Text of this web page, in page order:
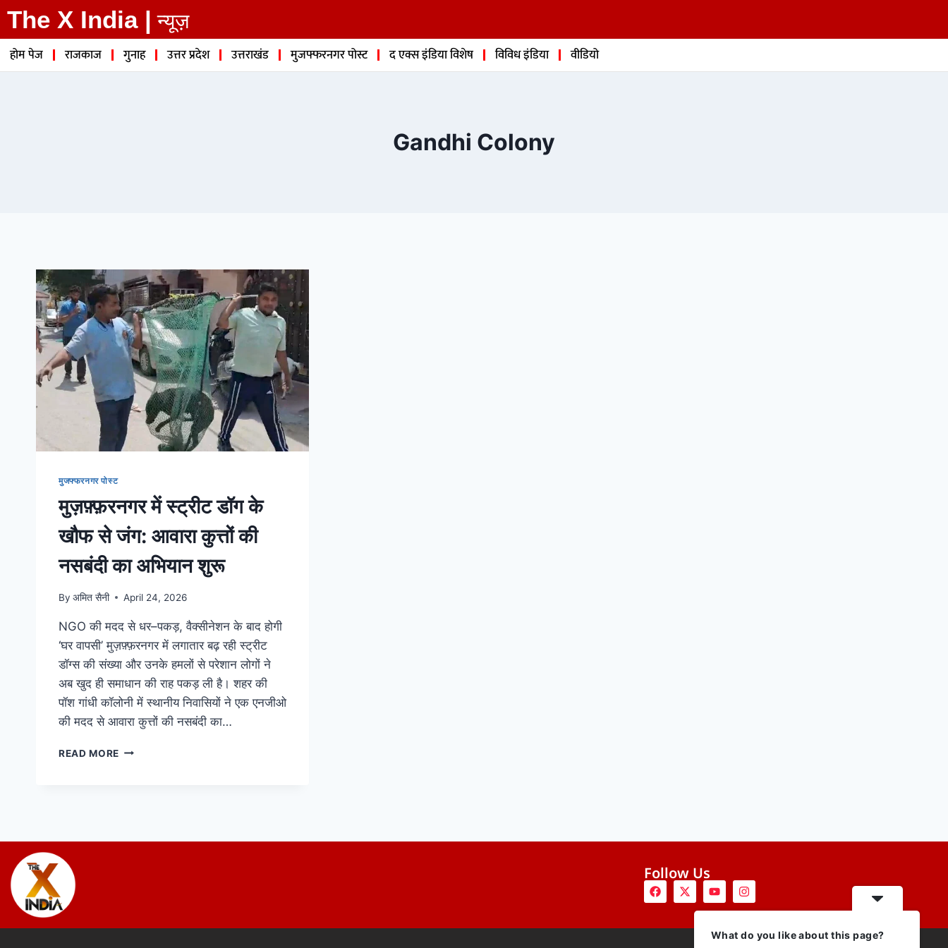
The X India | न्यूज़
होम पेज राजकाज गुनाह उत्तर प्रदेश उत्तराखंड मुजफ्फरनगर पोस्ट द एक्स इंडिया विशेष विविध इंडिया वीडियो
Gandhi Colony
मुजफ्फरनगर पोस्ट
मुज़फ़्फ़रनगर में स्ट्रीट डॉग के
खौफ से जंग: आवारा कुत्तों की
नसबंदी का अभियान शुरू
By अमित सैनी April 24, 2026
NGO की मदद से धर–पकड़, वैक्सीनेशन के बाद होगी
‘घर वापसी’ मुज़फ़्फ़रनगर में लगातार बढ़ रही स्ट्रीट
डॉग्स की संख्या और उनके हमलों से परेशान लोगों ने
अब खुद ही समाधान की राह पकड़ ली है। शहर की
पॉश गांधी कॉलोनी में स्थानीय निवासियों ने एक एनजीओ
की मदद से आवारा कुत्तों की नसबंदी का…
READ MORE
Follow Us
What do you like about this page?